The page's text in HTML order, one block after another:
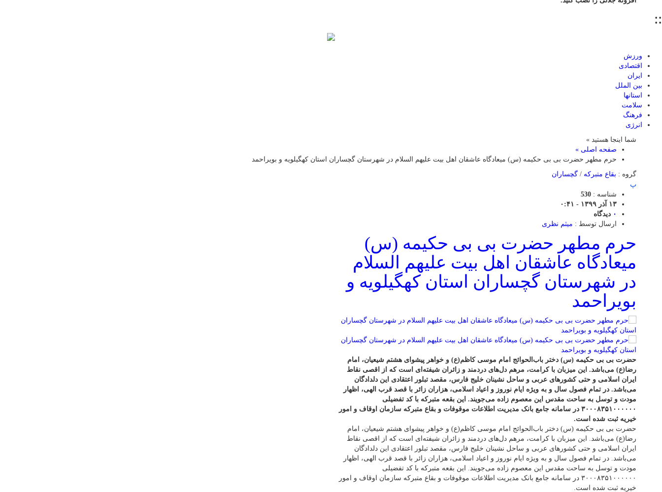
::
ورزش
اقتصادی
ایران
بین الملل
استانها
سلامت
فرهنگ
انرژی
شما اینجا هستید »
صفحه اصلی »
حرم مطهر حضرت بی بی حکیمه (س) میعادگاه عاشقان اهل بیت علیهم السلام در شهرستان گچساران استان کهگیلویه و بویراحمد
گروه : بقاع متبرکه / گچساران
پ
شناسه : 530
۱۳ آذر ۱۳۹۹ - ۰:۴۱
۰ دیدگاه
ارسال توسط : میثم نظری
حرم مطهر حضرت بی بی حکیمه (س)
میعادگاه عاشقان اهل بیت علیهم السلام
در شهرستان گچساران استان کهگیلویه و
بویراحمد
حضرت بی بی حکیمه (س) دختر باب‌الحوائج امام موسی کاظم(ع) و خواهر پیشوای هشتم شیعیان، امام
رضا(ع) می‌باشد. این میزبان با کرامت، مرهم دل‌های دردمند و زائران شیفته‌ای است که از اقصی نقاط
ایران اسلامی و حتی کشورهای عربی و ساحل نشینان خلیج فارس، مقصد تبلور اعتقادی این دلدادگان
می‌باشد. در تمام فصول سال و به ویژه ایام نوروز و اعیاد اسلامی، هزاران زائر با قصد قرب الهی، اظهار
مودت و توسل به ساحت مقدس این معصوم زاده می‌جویند. این بقعه متبرکه با کد تفضیلی
۳۰۰۰۸۳۵۱۰۰۰۰۰۰ در سامانه جامع بانک مدیریت اطلاعات موقوفات و بقاع متبرکه سازمان اوقاف و امور
خیریه ثبت شده است.
حضرت بی بی حکیمه (س) دختر باب‌الحوائج امام موسی کاظم(ع) و خواهر پیشوای هشتم شیعیان، امام
رضا(ع) می‌باشد. این میزبان با کرامت، مرهم دل‌های دردمند و زائران شیفته‌ای است که از اقصی نقاط
ایران اسلامی و حتی کشورهای عربی و ساحل نشینان خلیج فارس، مقصد تبلور اعتقادی این دلدادگان
می‌باشد. در تمام فصول سال و به ویژه ایام نوروز و اعیاد اسلامی، هزاران زائر با قصد قرب الهی، اظهار
مودت و توسل به ساحت مقدس این معصوم زاده می‌جویند. این بقعه متبرکه با کد تفضیلی
۳۰۰۰۸۳۵۱۰۰۰۰۰۰ در سامانه جامع بانک مدیریت اطلاعات موقوفات و بقاع متبرکه سازمان اوقاف و امور
خیریه ثبت شده است.